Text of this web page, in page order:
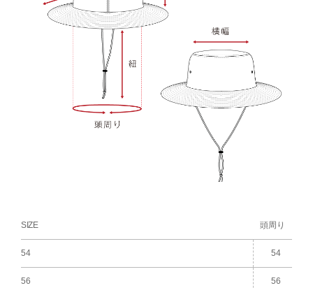
SIZE 頭周り
54 54
56 56